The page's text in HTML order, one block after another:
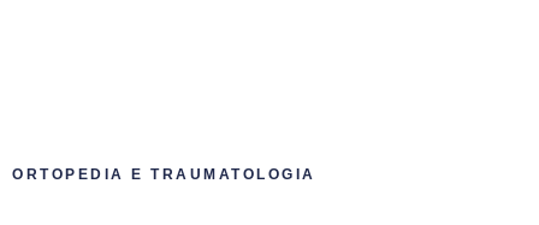
ORTOPEDIA E TRAUMATOLOGIA